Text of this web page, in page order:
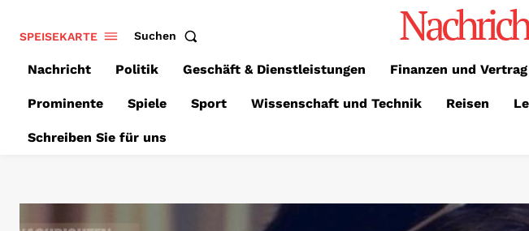
SPEISEKARTE Suchen
Nachricht Politik Geschäft & Dienstleistungen Finanzen und Vertrag
Prominente Spiele Sport Wissenschaft und Technik Reisen
Schreiben Sie für uns